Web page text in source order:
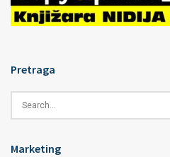
Pretraga
Marketing